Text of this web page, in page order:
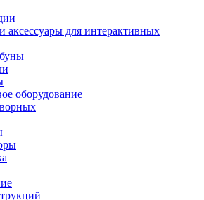
для интерактивных
оборудование